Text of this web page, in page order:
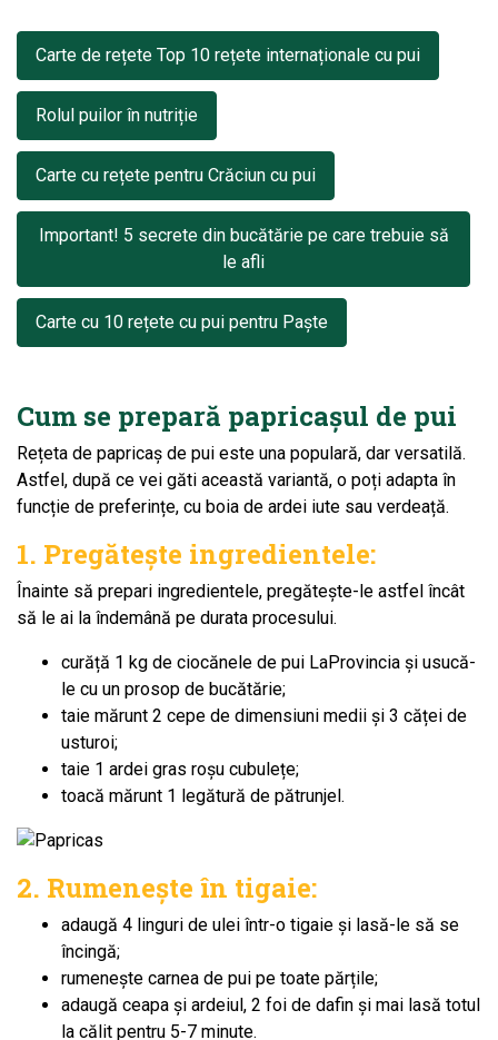
Carte de rețete Top 10 rețete internaționale cu pui
Rolul puilor în nutriție
Carte cu rețete pentru Crăciun cu pui
Important! 5 secrete din bucătărie pe care trebuie să
le afli
Carte cu 10 rețete cu pui pentru Paște
Cum se prepară papricașul de pui
Rețeta de papricaș de pui este una populară, dar versatilă.
Astfel, după ce vei găti această variantă, o poți adapta în
funcție de preferințe, cu boia de ardei iute sau verdeață.
1. Pregătește ingredientele:
Înainte să prepari ingredientele, pregătește-le astfel încât
să le ai la îndemână pe durata procesului.
curăță 1 kg de ciocănele de pui LaProvincia și usucă-
le cu un prosop de bucătărie;
taie mărunt 2 cepe de dimensiuni medii și 3 căței de
usturoi;
taie 1 ardei gras roșu cubulețe;
toacă mărunt 1 legătură de pătrunjel.
2. Rumenește în tigaie:
adaugă 4 linguri de ulei într-o tigaie și lasă-le să se
încingă;
rumenește carnea de pui pe toate părțile;
adaugă ceapa și ardeiul, 2 foi de dafin și mai lasă totul
la călit pentru 5-7 minute.